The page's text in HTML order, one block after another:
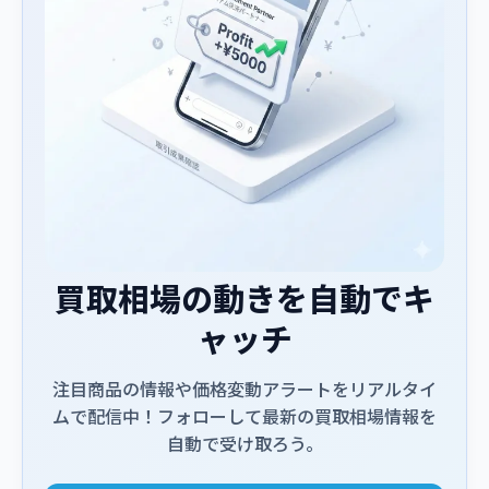
買取相場の動きを自動でキ
ャッチ
注目商品の情報や価格変動アラートをリアルタイ
ムで配信中！フォローして最新の買取相場情報を
自動で受け取ろう。